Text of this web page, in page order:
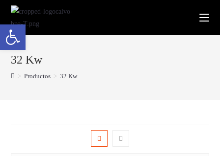
32 Kw
> Productos > 32 Kw
Abrir barra de herramientas